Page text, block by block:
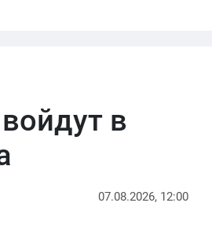
в
07.08.2026, 12:00